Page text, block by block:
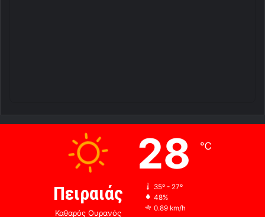
Πειραιάς
Καθαρός Ουρανός
28 ℃
35º - 27º
48%
0.89 km/h